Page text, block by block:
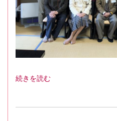
続きを読む